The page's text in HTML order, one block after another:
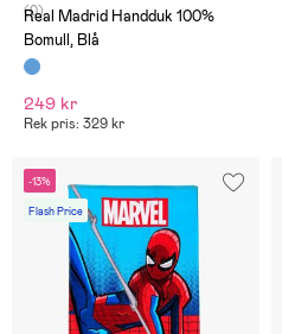
(0)
Real Madrid Handduk 100%
Bomull, Blå
249 kr
Rek pris: 329 kr
-13%
Flash Price